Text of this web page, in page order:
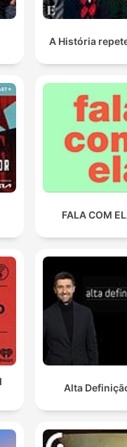
A História
FALA COM
Alta